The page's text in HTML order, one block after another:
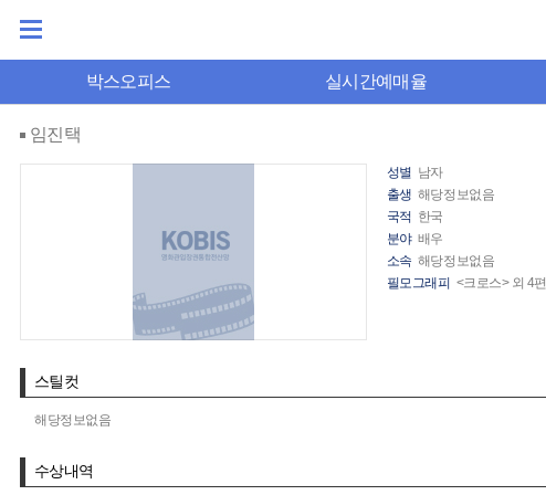
박스오피스 실시간예매율
임진택
성별 남자
출생 해당정보없음
국적 한국
분야 배우
소속 해당정보없음
필모그래피 <크로스> 외 4편
스틸컷
해당정보없음
수상내역